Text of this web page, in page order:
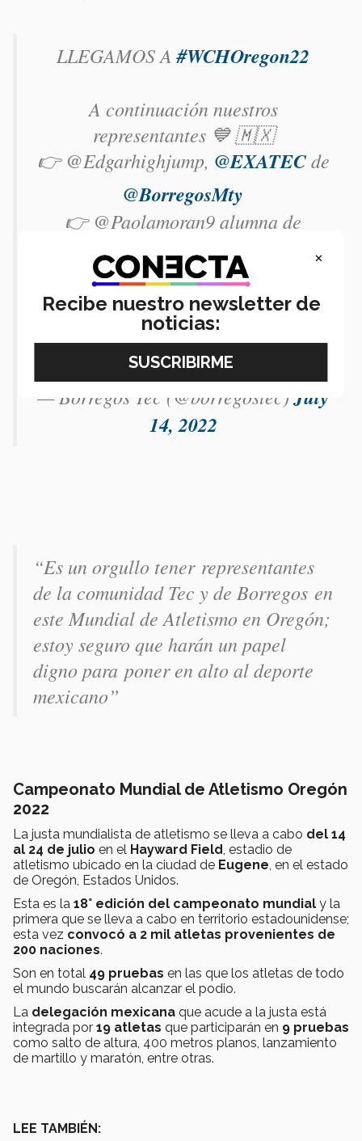
LLEGAMOS A#WCHOregon22
A continuación nuestros
representantes 💙 🇲🇽
👉 @Edgarhighjump, @EXATECde
@BorregosMty
👉 @Paolamoran9 alumna de
@CCM_Borregos
Sigue su desempeño en la máxima
justa del atletismo,@WCHoregon22
pic.twitter.com/ZbVZmxOw66
— Borregos Tec (@borregostec)July
14, 2022
“Es un orgullo tener representantes
de la comunidad Tec y de Borregos en
este Mundial de Atletismo en Oregón;
estoy seguro que harán un papel
digno para poner en alto al deporte
mexicano”
Campeonato Mundial de Atletismo Oregón
2022
La justa mundialista de atletismo se lleva a cabo del 14
al 24 de julio en el Hayward Field, estadio de
atletismo ubicado en la ciudad de Eugene, en el estado
de Oregón, Estados Unidos.
Esta es la 18° edición del campeonato mundial y la
primera que se lleva a cabo en territorio estadounidense;
esta vez convocó a 2 mil atletas provenientes de
200 naciones.
Son en total 49 pruebas en las que los atletas de todo
el mundo buscarán alcanzar el podio.
La delegación mexicana que acude a la justa está
integrada por 19 atletas que participarán en 9 pruebas
como salto de altura, 400 metros planos, lanzamiento
de martillo y maratón, entre otras.
LEE TAMBIÉN:
×
Recibe nuestro newsletter de
noticias: